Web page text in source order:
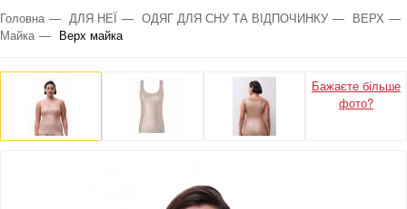
Головна ДЛЯ НЕЇ ОДЯГ ДЛЯ СНУ ТА ВІДПОЧИНКУ
ВЕРХ
Майка
Верх майка
Бажаєте більше
фото?